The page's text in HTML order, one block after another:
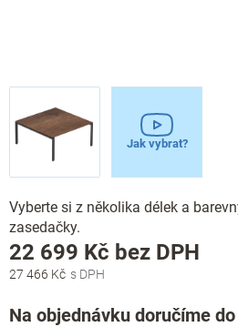
Jak vybrat?
Vyberte si z několika délek a
zasedačky.
27 466 Kč
22 699 Kč bez DPH
Na objednávku doručíme